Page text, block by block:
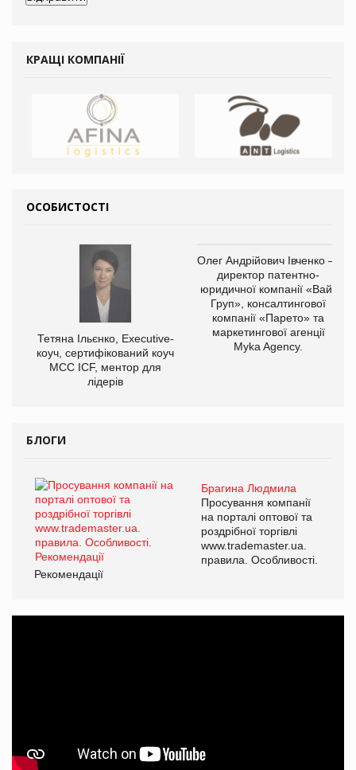
КРАЩІ КОМПАНІЇ
ОСОБИСТОСТІ
Тетяна Ільєнко, Executive-
коуч, сертифікований коуч
МСС ICF, ментор для
лідерів
Олег Андрійович Івченко —
директор патентно-
юридичної компанії «Вайз
Груп», консалтингової
компанії «Парето» та
маркетингової агенції
Myka Agency.
БЛОГИ
Брагина Людмила
Просування компанії
на порталі оптової та
роздрібної торгівлі
www.trademaster.ua.
правила. Особливості.
Рекомендації